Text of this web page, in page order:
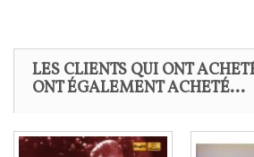
LES CLIENTS QUI ONT
ONT ÉGALEMENT ACHETÉ...